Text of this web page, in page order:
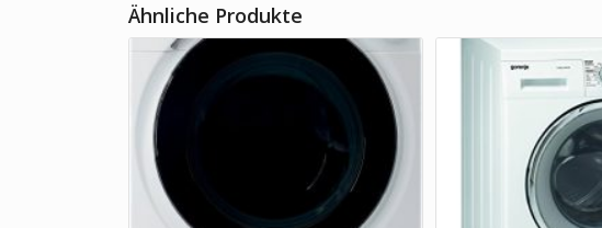
Ähnliche Produkte